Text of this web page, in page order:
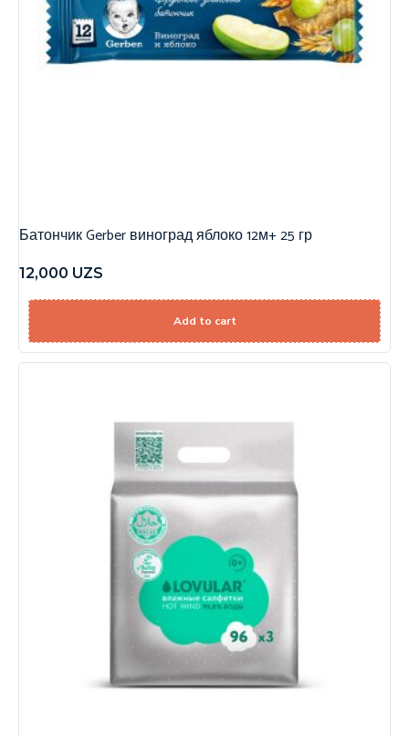
Батончик Gerber виноград яблоко 12м+ 25 гр
12,000 UZS
Add to cart